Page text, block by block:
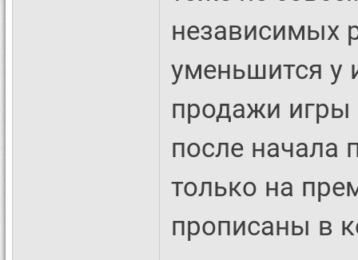
независимых
уменьшится у
продажи игры
после начала
только на
прописаны в